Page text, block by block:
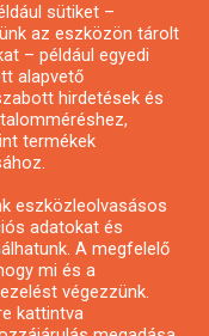
sütiket –
az eszközön tárolt
– például egyedi
alapvető
hirdetések és
termékek
eszközleolvasásos
adatokat és
A megfelelő
mi és a
végezzünk.
kattintva